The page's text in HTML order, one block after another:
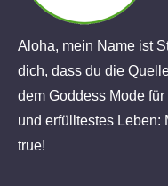
Aloha, mein Name ist
dich, dass du die
dem Goddess Mode
und erfülltestes Leben:
true!